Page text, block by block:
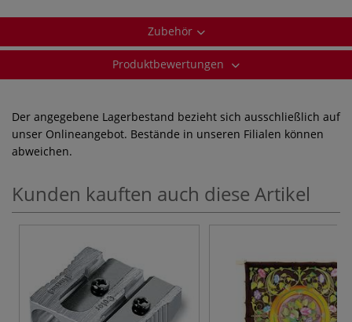
Zubehör
Produktbewertungen
Der angegebene Lagerbestand bezieht sich ausschließlich auf
unser Onlineangebot. Bestände in unseren Filialen können
abweichen.
Kunden kauften auch diese Artikel